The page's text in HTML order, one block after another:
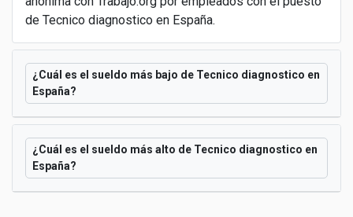
de Tecnico diagnostico en España.
¿Cuál es el sueldo más bajo de Tecnico diagnostico en
España?
¿Cuál es el sueldo más alto de Tecnico diagnostico en
España?